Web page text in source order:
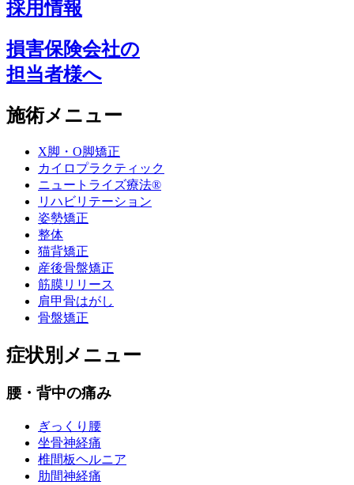
採用情報
損害保険会社の
担当者様へ
施術メニュー
X脚・O脚矯正
カイロプラクティック
ニュートライズ療法®
リハビリテーション
姿勢矯正
整体
猫背矯正
産後骨盤矯正
筋膜リリース
肩甲骨はがし
骨盤矯正
症状別メニュー
腰・背中の痛み
ぎっくり腰
坐骨神経痛
椎間板ヘルニア
肋間神経痛